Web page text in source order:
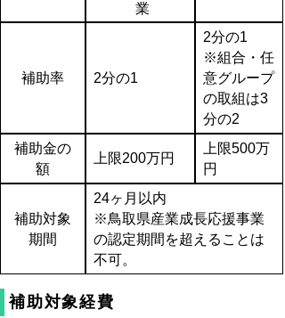
業
補助率 2分の1
2分の1
※組合・任
意グループ
の取組は3
分の2
補助金の
額
上限200万円
上限500万
円
補助対象
期間
24ヶ月以内
※鳥取県産業成長応援事業
の認定期間を超えることは
不可。
補助対象経費